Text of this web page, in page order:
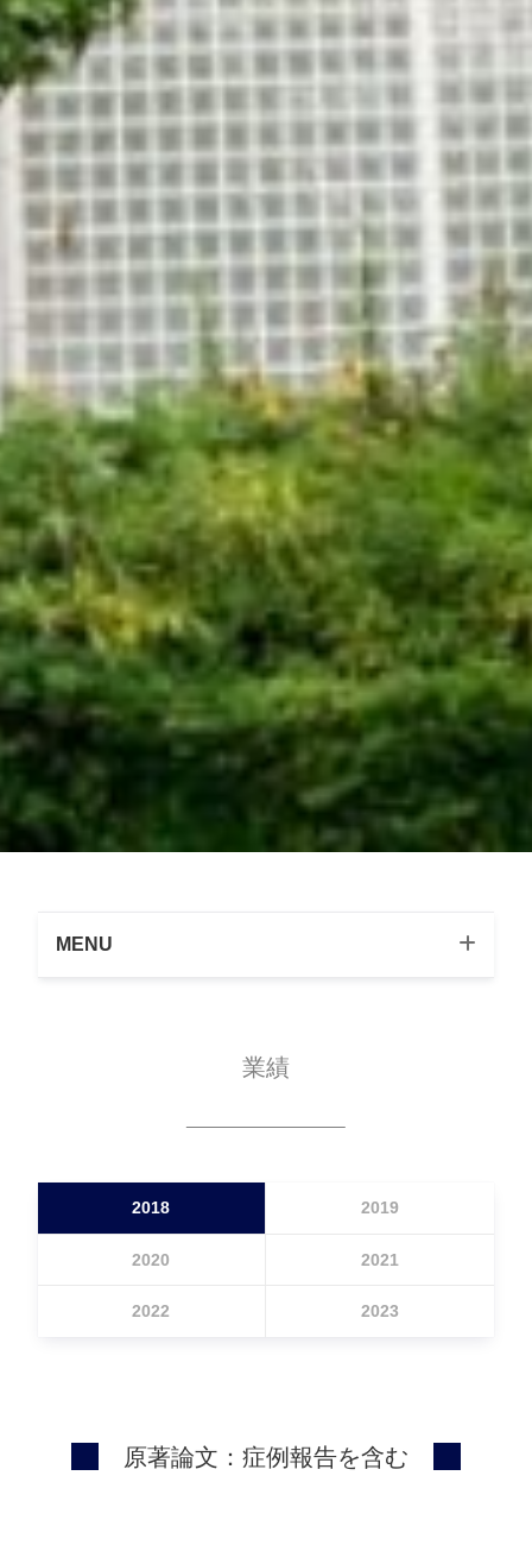
MENU
当教室で活躍する先生方達から
業績
2018 2019
2020 2021
2022 2023
原著論文：症例報告を含む